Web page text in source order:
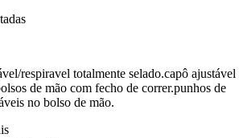
respiravel totalmente selado.capô ajustável
de mão com fecho de correr.punhos de
no bolso de mão.